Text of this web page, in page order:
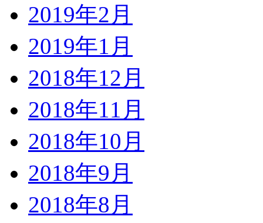
2019年2月
2019年1月
2018年12月
2018年11月
2018年10月
2018年9月
2018年8月